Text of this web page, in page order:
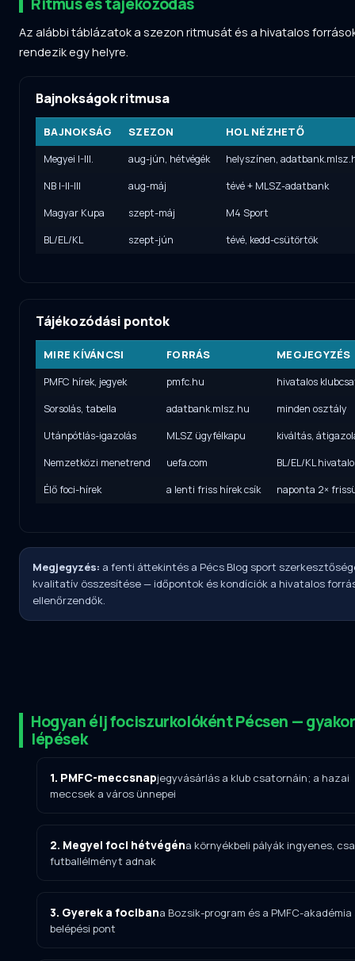
Ritmus és tájékozódás
Az alábbi táblázatok a szezon ritmusát és a hivatalos
rendezik egy helyre.
Bajnokságok ritmusa
BAJNOKSÁG SZEZON HOL NÉZHETŐ
Megyei I-III. aug-jún, hétvégék
helyszínen,
NB I-II-III
aug-máj
tévé + MLSZ-adatbank
Magyar Kupa
szept-máj
M4 Sport
BL/EL/KL
szept-jún tévé, kedd-csütörtök
Tájékozódási pontok
MIRE KÍVÁNCSI FORRÁS MEGJEGYZÉS
PMFC hírek, jegyek pmfc.hu
hivatalos
Sorsolás, tabella
adatbank.mlsz.hu
minden osztály
Utánpótlás-igazolás
MLSZ ügyfélkapu
kiváltás,
Nemzetközi menetrend
uefa.com
BL/EL/KL
Élő foci-hírek
a lenti friss hírek csík naponta 2×
Megjegyzés: a fenti áttekintés a Pécs Blog sport
kvalitatív összesítése — időpontok és kondíciók a hivatalos
ellenőrzendők.
Hogyan élj fociszurkolóként Pécsen —
lépések
1. PMFC-meccsnapjegyvásárlás a klub csatornáin; a hazai
meccsek a város ünnepei
2. Megyei foci hétvégéna környékbeli pályák ingyenes,
futballélményt adnak
3. Gyerek a focibana Bozsik-program és a PMFC-akadémia
belépési pont